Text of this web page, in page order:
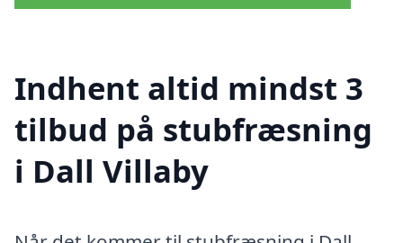
Indhent altid mindst 3
tilbud på stubfræsning
i Dall Villaby